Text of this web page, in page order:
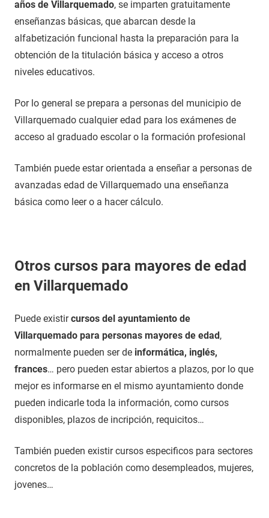
años de Villarquemado, se imparten gratuitamente
enseñanzas básicas, que abarcan desde la
alfabetización funcional hasta la preparación para la
obtención de la titulación básica y acceso a otros
niveles educativos.
Por lo general se prepara a personas del municipio de
Villarquemado cualquier edad para los exámenes de
acceso al graduado escolar o la formación profesional
También puede estar orientada a enseñar a personas de
avanzadas edad de Villarquemado una enseñanza
básica como leer o a hacer cálculo.
Otros cursos para mayores de edad
en Villarquemado
Puede existircursos del ayuntamiento de
Villarquemado para personas mayores de edad,
normalmente pueden ser de informática, inglés,
frances… pero pueden estar abiertos a plazos, por lo que
mejor es informarse en el mismo ayuntamiento donde
pueden indicarle toda la información, como cursos
disponibles, plazos de incripción, requicitos…
También pueden existir cursos especificos para sectores
concretos de la población como desempleados, mujeres,
jovenes…